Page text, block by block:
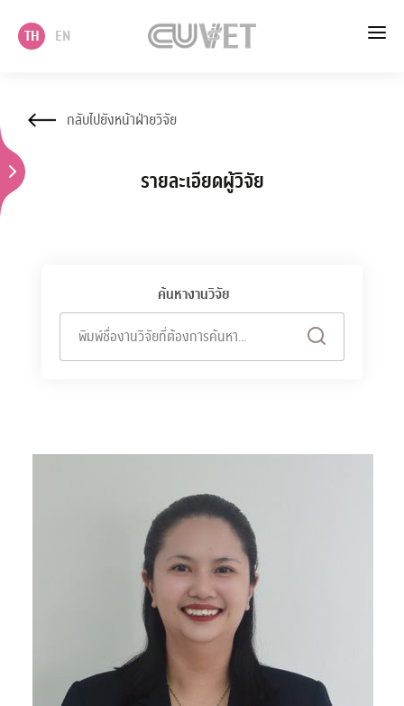
TH EN
วิชาการ
นโยบาย แผนและบริการวิชาการ
บริการ
ติดต่อเรา
กลับไปยังหน้าฝ่ายวิจัย
รายละเอียดผู้วิจัย
ค้นหางานวิจัย
พิมพ์ชื่องานวิจัยที่ต้องการค้นหา...